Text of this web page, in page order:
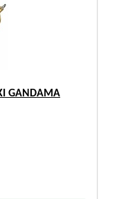
GANDAMA